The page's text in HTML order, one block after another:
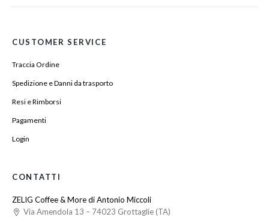
CUSTOMER SERVICE
Traccia Ordine
Spedizione e Danni da trasporto
Resi e Rimborsi
Pagamenti
Login
CONTATTI
ZELIG Coffee & More di Antonio Miccoli
Via Amendola 13 – 74023 Grottaglie (TA)